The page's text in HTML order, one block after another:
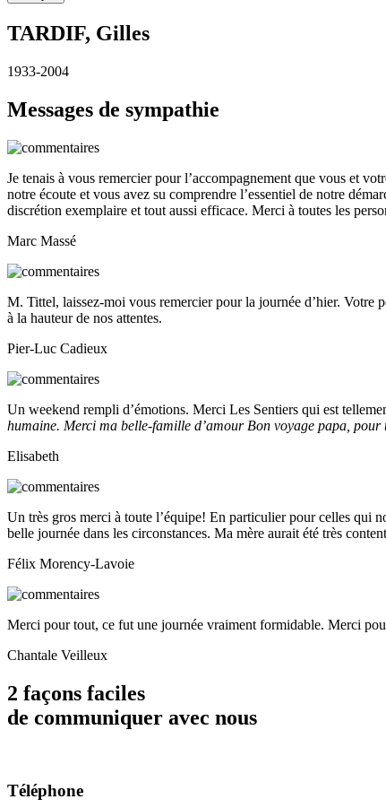
TARDIF, Gilles
1933-2004
Messages de sympathie
Je tenais à vous remercier pour l’accompagnement que vous et
notre écoute et vous avez su comprendre l’essentiel de notre
discrétion exemplaire et tout aussi efficace. Merci à toutes les
Marc Massé
M. Tittel, laissez-moi vous remercier pour la journée d’hier. Votre
à la hauteur de nos attentes.
Pier-Luc Cadieux
Un weekend rempli d’émotions. Merci Les Sentiers qui est
humaine. Merci ma belle-famille d’amour Bon voyage papa, pour
Elisabeth
Un très gros merci à toute l’équipe! En particulier pour celles qui
belle journée dans les circonstances. Ma mère aurait été très
Félix Morency-Lavoie
Merci pour tout, ce fut une journée vraiment formidable. Merci
Chantale Veilleux
2 façons faciles
de communiquer avec nous
Téléphone